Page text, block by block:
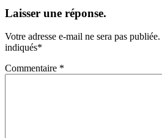
Laisser une réponse.
Votre adresse e-mail ne sera pas publiée.
indiqués*
Commentaire *